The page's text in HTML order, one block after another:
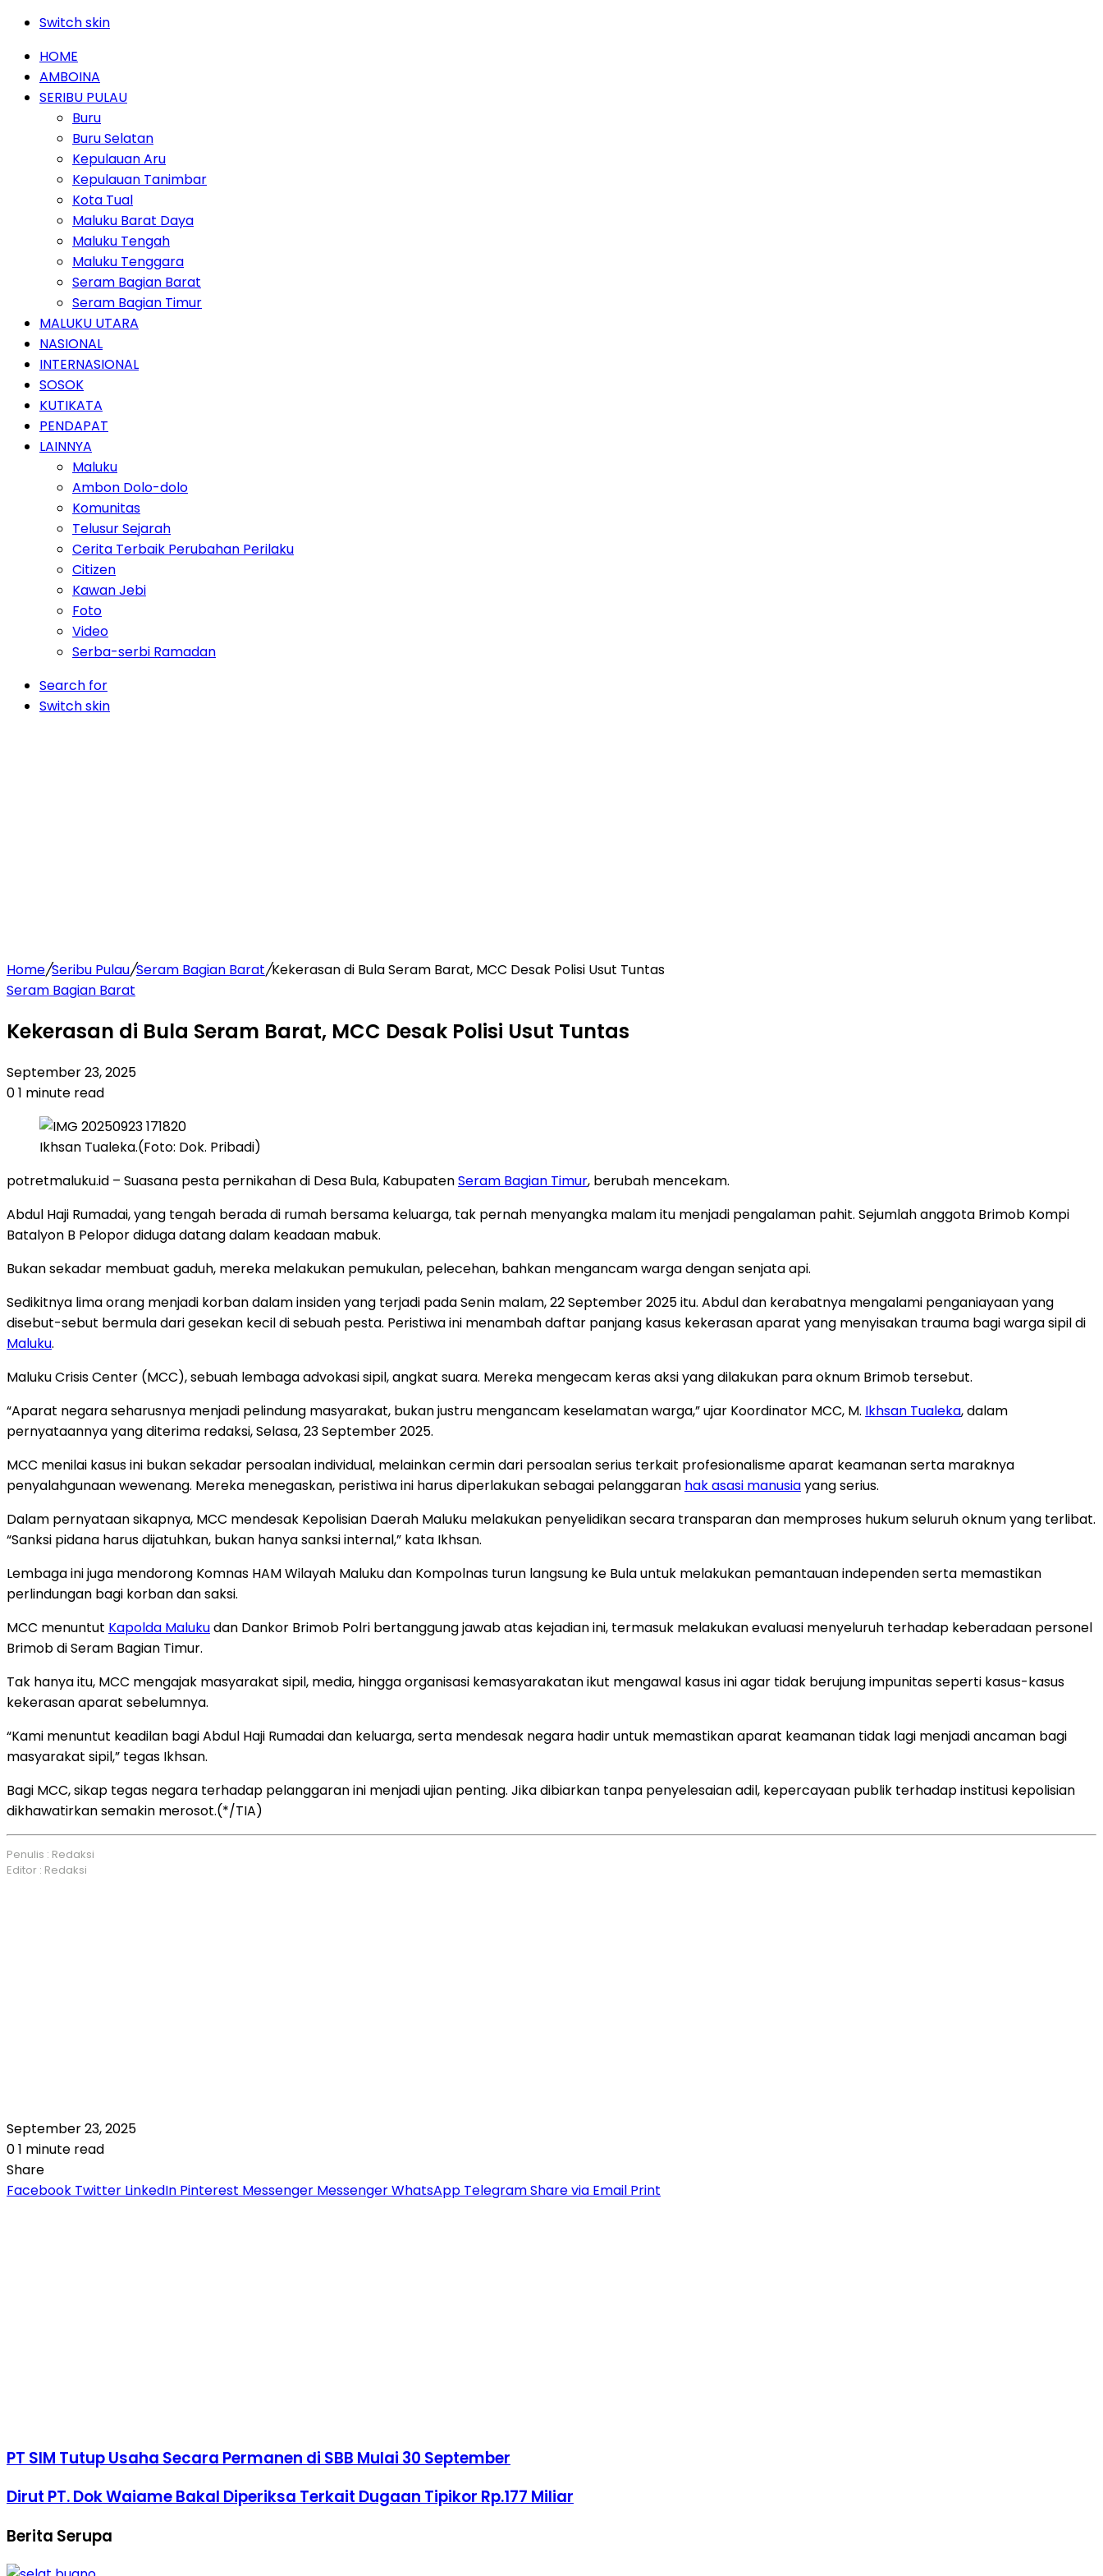
Switch skin
HOME
AMBOINA
SERIBU PULAU
Buru
Buru Selatan
Kepulauan Aru
Kepulauan Tanimbar
Kota Tual
Maluku Barat Daya
Maluku Tengah
Maluku Tenggara
Seram Bagian Barat
Seram Bagian Timur
MALUKU UTARA
NASIONAL
INTERNASIONAL
SOSOK
KUTIKATA
PENDAPAT
LAINNYA
Maluku
Ambon Dolo-dolo
Komunitas
Telusur Sejarah
Cerita Terbaik Perubahan Perilaku
Citizen
Kawan Jebi
Foto
Video
Serba-serbi Ramadan
Search for
Switch skin
Home/Seribu Pulau/Seram Bagian Barat/Kekerasan di Bula Seram Barat, MCC Desak Polisi Usut Tuntas
Seram Bagian Barat
Kekerasan di Bula Seram Barat, MCC Desak Polisi Usut Tuntas
September 23, 2025
01 minute read
Ikhsan Tualeka.(Foto: Dok. Pribadi)
potretmaluku.id – Suasana pesta pernikahan di Desa Bula, KabupatenSeram Bagian Timur, berubah mencekam.
Abdul Haji Rumadai, yang tengah berada di rumah bersama keluarga, tak pernah menyangka malam itu menjadi pengalaman pahit. Sejumlah anggota Brimob Kompi
Batalyon B Pelopor diduga datang dalam keadaan mabuk.
Bukan sekadar membuat gaduh, mereka melakukan pemukulan, pelecehan, bahkan mengancam warga dengan senjata api.
Sedikitnya lima orang menjadi korban dalam insiden yang terjadi pada Senin malam, 22 September 2025 itu. Abdul dan kerabatnya mengalami penganiayaan yang
disebut-sebut bermula dari gesekan kecil di sebuah pesta. Peristiwa ini menambah daftar panjang kasus kekerasan aparat yang menyisakan trauma bagi warga sipil di
Maluku.
Maluku Crisis Center (MCC), sebuah lembaga advokasi sipil, angkat suara. Mereka mengecam keras aksi yang dilakukan para oknum Brimob tersebut.
“Aparat negara seharusnya menjadi pelindung masyarakat, bukan justru mengancam keselamatan warga,” ujar Koordinator MCC, M. Ikhsan Tualeka, dalam
pernyataannya yang diterima redaksi, Selasa, 23 September 2025.
MCC menilai kasus ini bukan sekadar persoalan individual, melainkan cermin dari persoalan serius terkait profesionalisme aparat keamanan serta maraknya
penyalahgunaan wewenang. Mereka menegaskan, peristiwa ini harus diperlakukan sebagai pelanggaran hak asasi manusiayang serius.
Dalam pernyataan sikapnya, MCC mendesak Kepolisian Daerah Maluku melakukan penyelidikan secara transparan dan memproses hukum seluruh oknum yang terlibat.
“Sanksi pidana harus dijatuhkan, bukan hanya sanksi internal,” kata Ikhsan.
Lembaga ini juga mendorong Komnas HAM Wilayah Maluku dan Kompolnas turun langsung ke Bula untuk melakukan pemantauan independen serta memastikan
perlindungan bagi korban dan saksi.
MCC menuntut Kapolda Malukudan Dankor Brimob Polri bertanggung jawab atas kejadian ini, termasuk melakukan evaluasi menyeluruh terhadap keberadaan personel
Brimob di Seram Bagian Timur.
Tak hanya itu, MCC mengajak masyarakat sipil, media, hingga organisasi kemasyarakatan ikut mengawal kasus ini agar tidak berujung impunitas seperti kasus-kasus
kekerasan aparat sebelumnya.
“Kami menuntut keadilan bagi Abdul Haji Rumadai dan keluarga, serta mendesak negara hadir untuk memastikan aparat keamanan tidak lagi menjadi ancaman bagi
masyarakat sipil,” tegas Ikhsan.
Bagi MCC, sikap tegas negara terhadap pelanggaran ini menjadi ujian penting. Jika dibiarkan tanpa penyelesaian adil, kepercayaan publik terhadap institusi kepolisian
dikhawatirkan semakin merosot.(*/TIA)
Penulis : Redaksi
Editor : Redaksi
September 23, 2025
01 minute read
Share
Facebook Twitter LinkedIn Pinterest Messenger MessengerWhatsApp TelegramShare via Email Print
PT SIM Tutup Usaha Secara Permanen di SBB Mulai 30 September
Dirut PT. Dok Waiame Bakal Diperiksa Terkait Dugaan Tipikor Rp.177 Miliar
Berita Serupa